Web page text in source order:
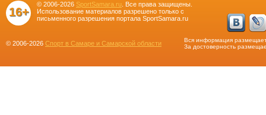
16+
© 2006-2026 SportSamara.ru . Все права защищены.
Использование материалов разрешено только с
письменного разрешения портала SportSamara.ru
© 2006-2026 Спорт в Самаре и Самарской области
Вся информация
За достоверность